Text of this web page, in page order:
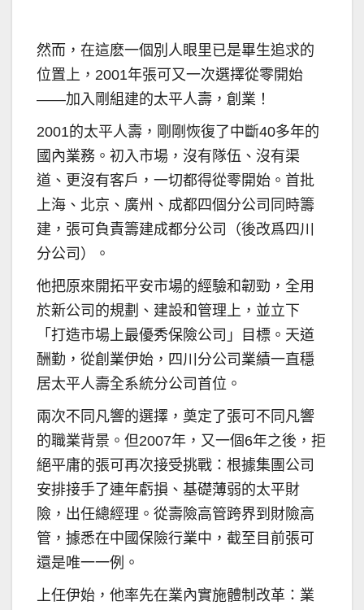
然而，在這麽一個別人眼里已是畢生追求的
位置上，2001年張可又一次選擇從零開始
——加入剛組建的太平人壽，創業！
2001的太平人壽，剛剛恢復了中斷40多年的
國內業務。初入市場，沒有隊伍、沒有渠
道、更沒有客戶，一切都得從零開始。首批
上海、北京、廣州、成都四個分公司同時籌
建，張可負責籌建成都分公司（後改爲四川
分公司）。
他把原來開拓平安市場的經驗和韌勁，全用
於新公司的規劃、建設和管理上，並立下
「打造市場上最優秀保險公司」目標。天道
酬勤，從創業伊始，四川分公司業績一直穩
居太平人壽全系統分公司首位。
兩次不同凡響的選擇，奠定了張可不同凡響
的職業背景。但2007年，又一個6年之後，拒
絕平庸的張可再次接受挑戰：根據集團公司
安排接手了連年虧損、基礎薄弱的太平財
險，出任總經理。從壽險高管跨界到財險高
管，據悉在中國保險行業中，截至目前張可
還是唯一一例。
上任伊始，他率先在業內實施體制改革：業